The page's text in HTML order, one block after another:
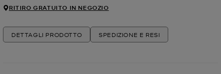
RITIRO GRATUITO IN NEGOZIO
DETTAGLI PRODOTTO SPEDIZIONE E RESI